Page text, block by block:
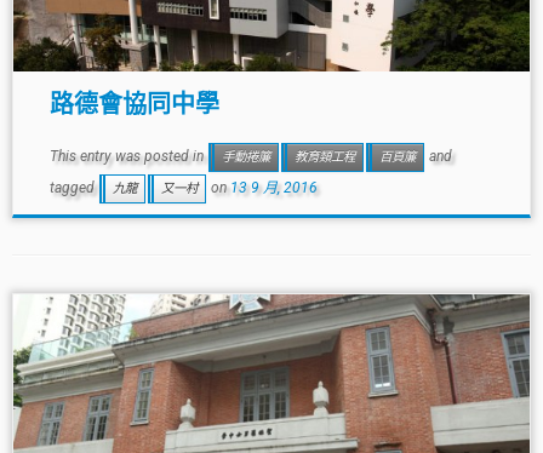
路德會協同中學
This entry was posted in 手動捲簾 教育類工程 百頁簾
and
tagged
九龍 又一村 on13 9 月, 2016